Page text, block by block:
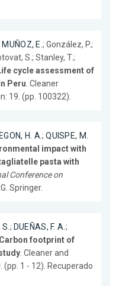
MUÑOZ, E.; González, P.;
S.; Stanley, T.;
cycle assessment of
Peru. Cleaner
19. (pp. 100322).
H. A.;QUISPE, M.
impact with
pasta with
Conference on
Springer.
S.; DUEÑAS, F. A.;
Carbon footprint of
. Cleaner and
(pp. 1 - 12). Recuperado